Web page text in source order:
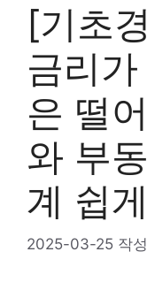
[기초
금리
은 떨
와 부
계 쉽
2025-03-25 작